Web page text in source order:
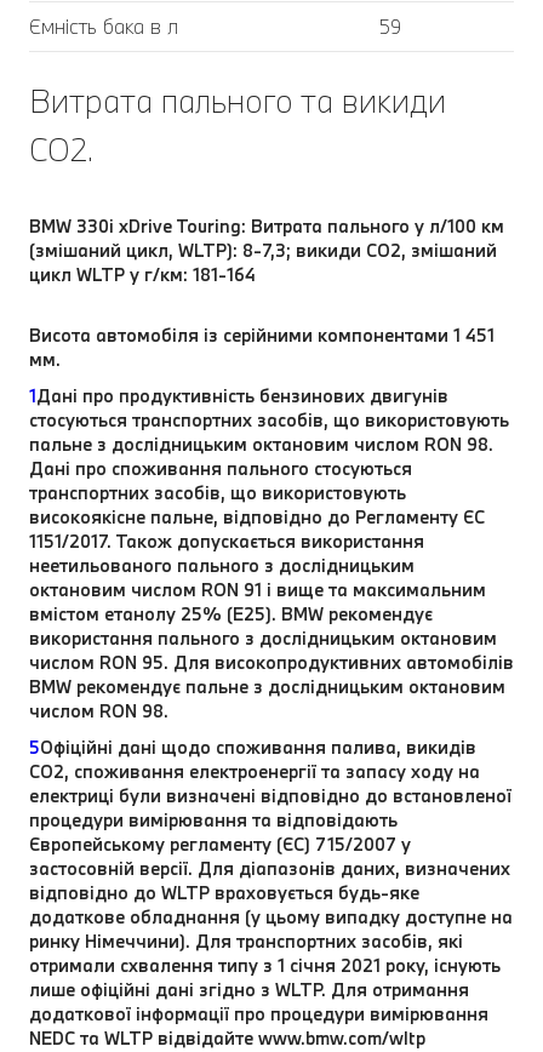
Ємність бака в л
59
Витрата пального та викиди
CO2.
BMW 330i xDrive Touring: Витрата пального у л/100 км
(змішаний цикл, WLTP): 8-7,3; викиди CO2, змішаний
цикл WLTP у г/км: 181-164
Висота автомобіля із серійними компонентами 1 451
мм.
1Дані про продуктивність бензинових двигунів
стосуються транспортних засобів, що використовують
пальне з дослідницьким октановим числом RON 98.
Дані про споживання пального стосуються
транспортних засобів, що використовують
високоякісне пальне, відповідно до Регламенту ЄС
1151/2017. Також допускається використання
неетильованого пального з дослідницьким
октановим числом RON 91 і вище та максимальним
вмістом етанолу 25% (E25). BMW рекомендує
використання пального з дослідницьким октановим
числом RON 95. Для високопродуктивних автомобілів
BMW рекомендує пальне з дослідницьким октановим
числом RON 98.
5Офіційні дані щодо споживання палива, викидів
CO2, споживання електроенергії та запасу ходу на
електриці були визначені відповідно до встановленої
процедури вимірювання та відповідають
Європейському регламенту (ЄС) 715/2007 у
застосовній версії. Для діапазонів даних, визначених
відповідно до WLTP враховується будь-яке
додаткове обладнання (у цьому випадку доступне на
ринку Німеччини). Для транспортних засобів, які
отримали схвалення типу з 1 січня 2021 року, існують
лише офіційні дані згідно з WLTP. Для отримання
додаткової інформації про процедури вимірювання
NEDC та WLTP відвідайте www.bmw.com/wltp